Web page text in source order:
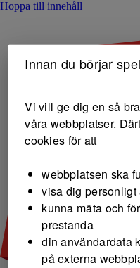
Hoppa till innehåll
Innan du börjar
Vi vill ge dig en så
våra webbplatser.
cookies för att
webbplatsen ska
visa dig
kunna mäta och
prestanda
din användardata
på externa